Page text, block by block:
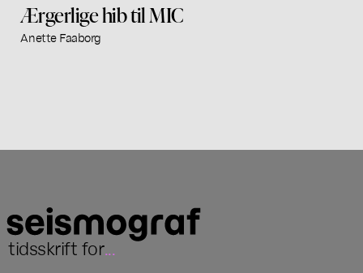
Ærgerlige hib til MIC
Anette Faaborg
tidsskrift for...